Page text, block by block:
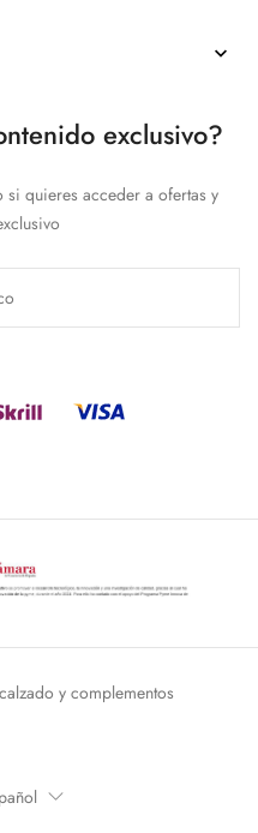

exclusivo?
quieres acceder a ofertas y
y complementos